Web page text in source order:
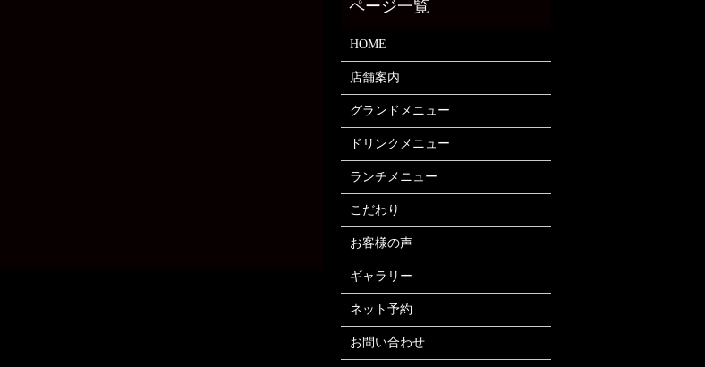
HOME
店舗案内
グランドメニュー
ドリンクメニュー
ランチメニュー
こだわり
お客様の声
ギャラリー
ネット予約
お問い合わせ